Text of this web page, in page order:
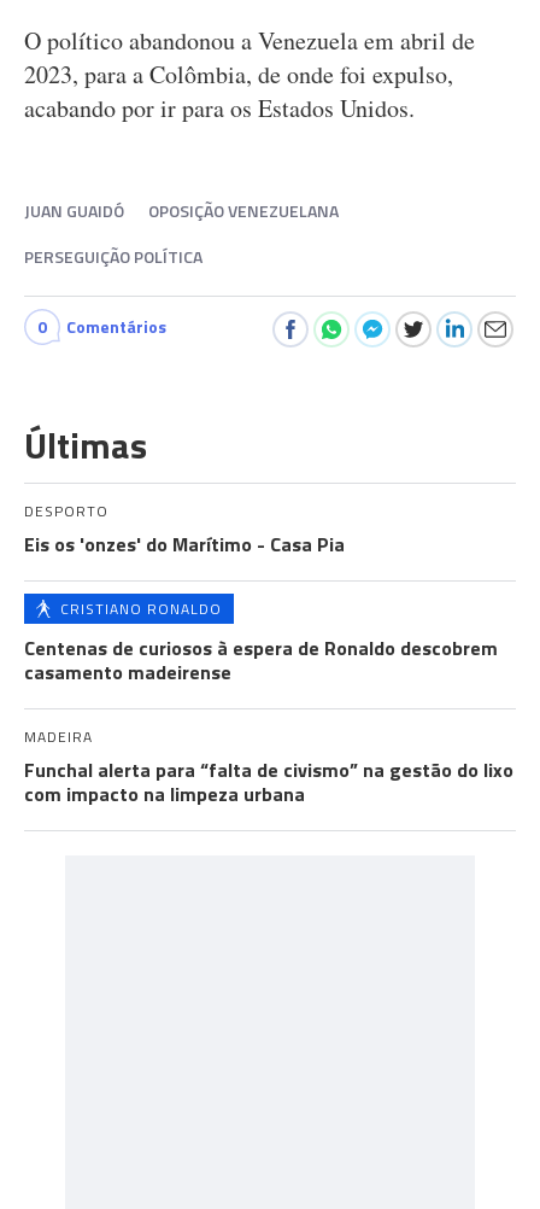
O político abandonou a Venezuela em abril de
2023, para a Colômbia, de onde foi expulso,
acabando por ir para os Estados Unidos.
JUAN GUAIDÓ
OPOSIÇÃO VENEZUELANA
PERSEGUIÇÃO POLÍTICA
0 Comentários
Últimas
DESPORTO
Eis os 'onzes' do Marítimo - Casa Pia
CRISTIANO RONALDO
Centenas de curiosos à espera de Ronaldo descobrem
casamento madeirense
MADEIRA
Funchal alerta para “falta de civismo” na gestão do lixo
com impacto na limpeza urbana